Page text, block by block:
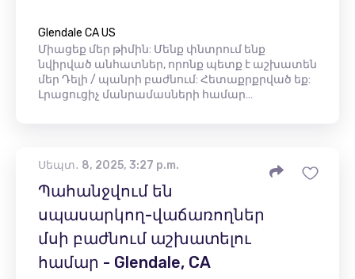
Glendale CA US
Միացեք մեր թիմին: Մենք փնտրում ենք
նվիրված անհատներ, որոնք պետք է աշխատեն
մեր Դելի / պանրի բաժնում: Հետաքրքրված եք:
Լրացուցիչ մանրամասների համար…
Սեպտ․ 8, 2025, 3:27 p.m.
Պահանջվում են
սպասարկող-վաճառողներ
մսի բաժնում աշխատելու
համար - Glendale, CA